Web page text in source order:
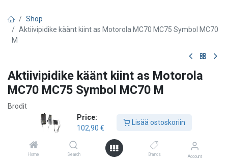
Price:
102,90 €
Lisää ostoskoriin
Home Search Brands Account
Shop
Aktiivipidike käänt kiint as Motorola MC70 MC75 Symbol MC70
M
Aktiivipidike käänt kiint as Motorola
MC70 MC75 Symbol MC70 M
Brodit
Motorola MC70 Motorola MC75 Symbol MC70 Symbol MC75